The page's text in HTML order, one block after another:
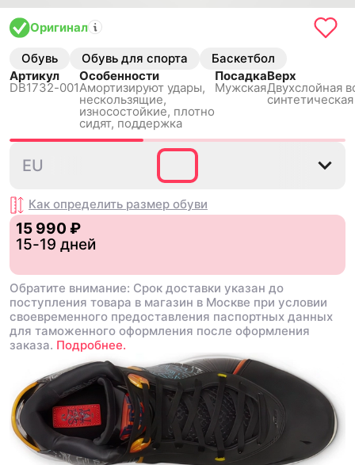
Оригинал
Обувь Обувь для спорта
Баскетбол
Артикул
DB1732-001
Особенности
Амортизируют удары,
нескользящиe,
износостойкие, плотно
сидят, поддержка
Посадка
Мужская
Верх
Двухслойная
42.5
EU
Как определить размер обуви
15 990 ₽
15-19 дней
Обратите внимание: Срок доставки указан до
поступления товара в магазин в Москве при условии
своевременного предоставления паспортных данных
для таможенного оформления после оформления
заказа. Подробнее.